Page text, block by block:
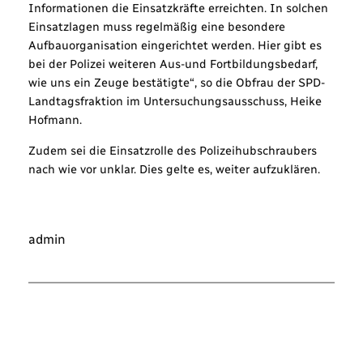
Informationen die Einsatzkräfte erreichten. In solchen
Einsatzlagen muss regelmäßig eine besondere
Aufbauorganisation eingerichtet werden. Hier gibt es
bei der Polizei weiteren Aus-und Fortbildungsbedarf,
wie uns ein Zeuge bestätigte“, so die Obfrau der SPD-
Landtagsfraktion im Untersuchungsausschuss, Heike
Hofmann.
Zudem sei die Einsatzrolle des Polizeihubschraubers
nach wie vor unklar. Dies gelte es, weiter aufzuklären.
admin